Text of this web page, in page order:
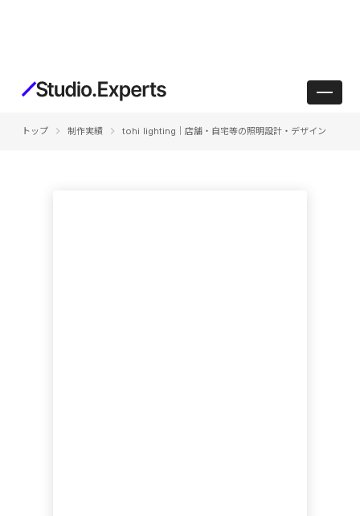
トップ keyboard_arrow_right 制作実績 keyboard_arrow_right tohi lighting｜店舗・自宅等の照明設計・デザイン